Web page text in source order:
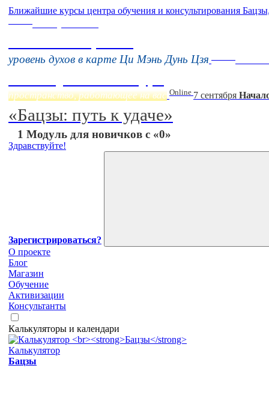
Ближайшие курсы центра обучения и консультирования
уровень духов в карте Ци Мэнь Дунь Цзя
пространство, работающее на вас Online 7 сентября
«Бацзы: путь к удаче»
1 Модуль для новичков с «0»
Здравствуйте!
Зарегистрироваться?
О проекте
Блог
Магазин
Обучение
Активизации
Консультанты
Калькуляторы и календари
Калькулятор
Бацзы